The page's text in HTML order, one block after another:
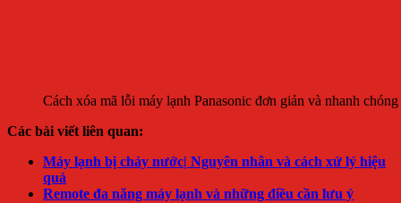
Cách xóa mã lỗi máy lạnh Panasonic đơn giản và nhanh chóng
Các bài viết liên quan:
Máy lạnh bị chảy nước| Nguyên nhân và cách xử lý hiệu
quả
Remote đa năng máy lạnh và những điều cần lưu ý